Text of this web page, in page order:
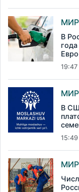
МИР
В
МИР
В
МИР